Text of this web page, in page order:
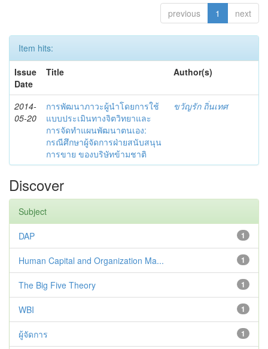
previous 1 next
Item hits:
Issue
Date
Title Author(s)
2014-
05-20
การพัฒนาภาวะผู้นำโดยการใช้
แบบประเมินทางจิตวิทยาและ
การจัดทำแผนพัฒนาตนเอง:
กรณีศึกษาผู้จัดการฝ่ายสนับสนุน
การขาย ของบริษัทข้ามชาติ
ขวัญรัก ถิ่นเทศ
Discover
Subject
1
DAP
1
Human Capital and Organization Ma...
1
The Big Five Theory
1
WBI
1
ผู้จัดการ